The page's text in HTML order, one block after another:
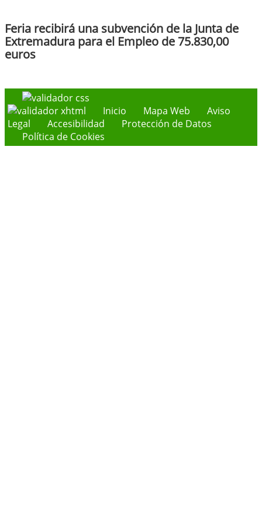
Feria recibirá una subvención de la Junta de
Extremadura para el Empleo de 75.830,00
euros
Inicio Mapa Web
Aviso
Legal
Accesibilidad
Protección de Datos
Política de Cookies